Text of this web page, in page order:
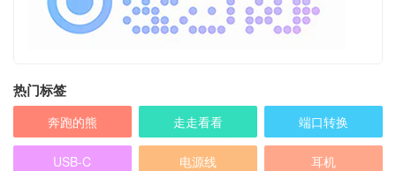
热门标签
奔跑的熊 走走看看 端口转换
USB-C 电源线 耳机